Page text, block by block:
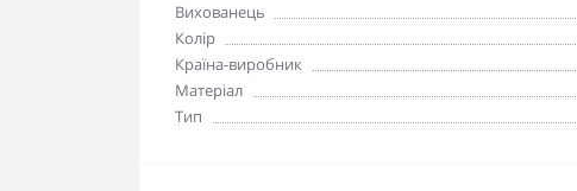
Вихованець
Колір
Країна-виробник
Матеріал
Тип